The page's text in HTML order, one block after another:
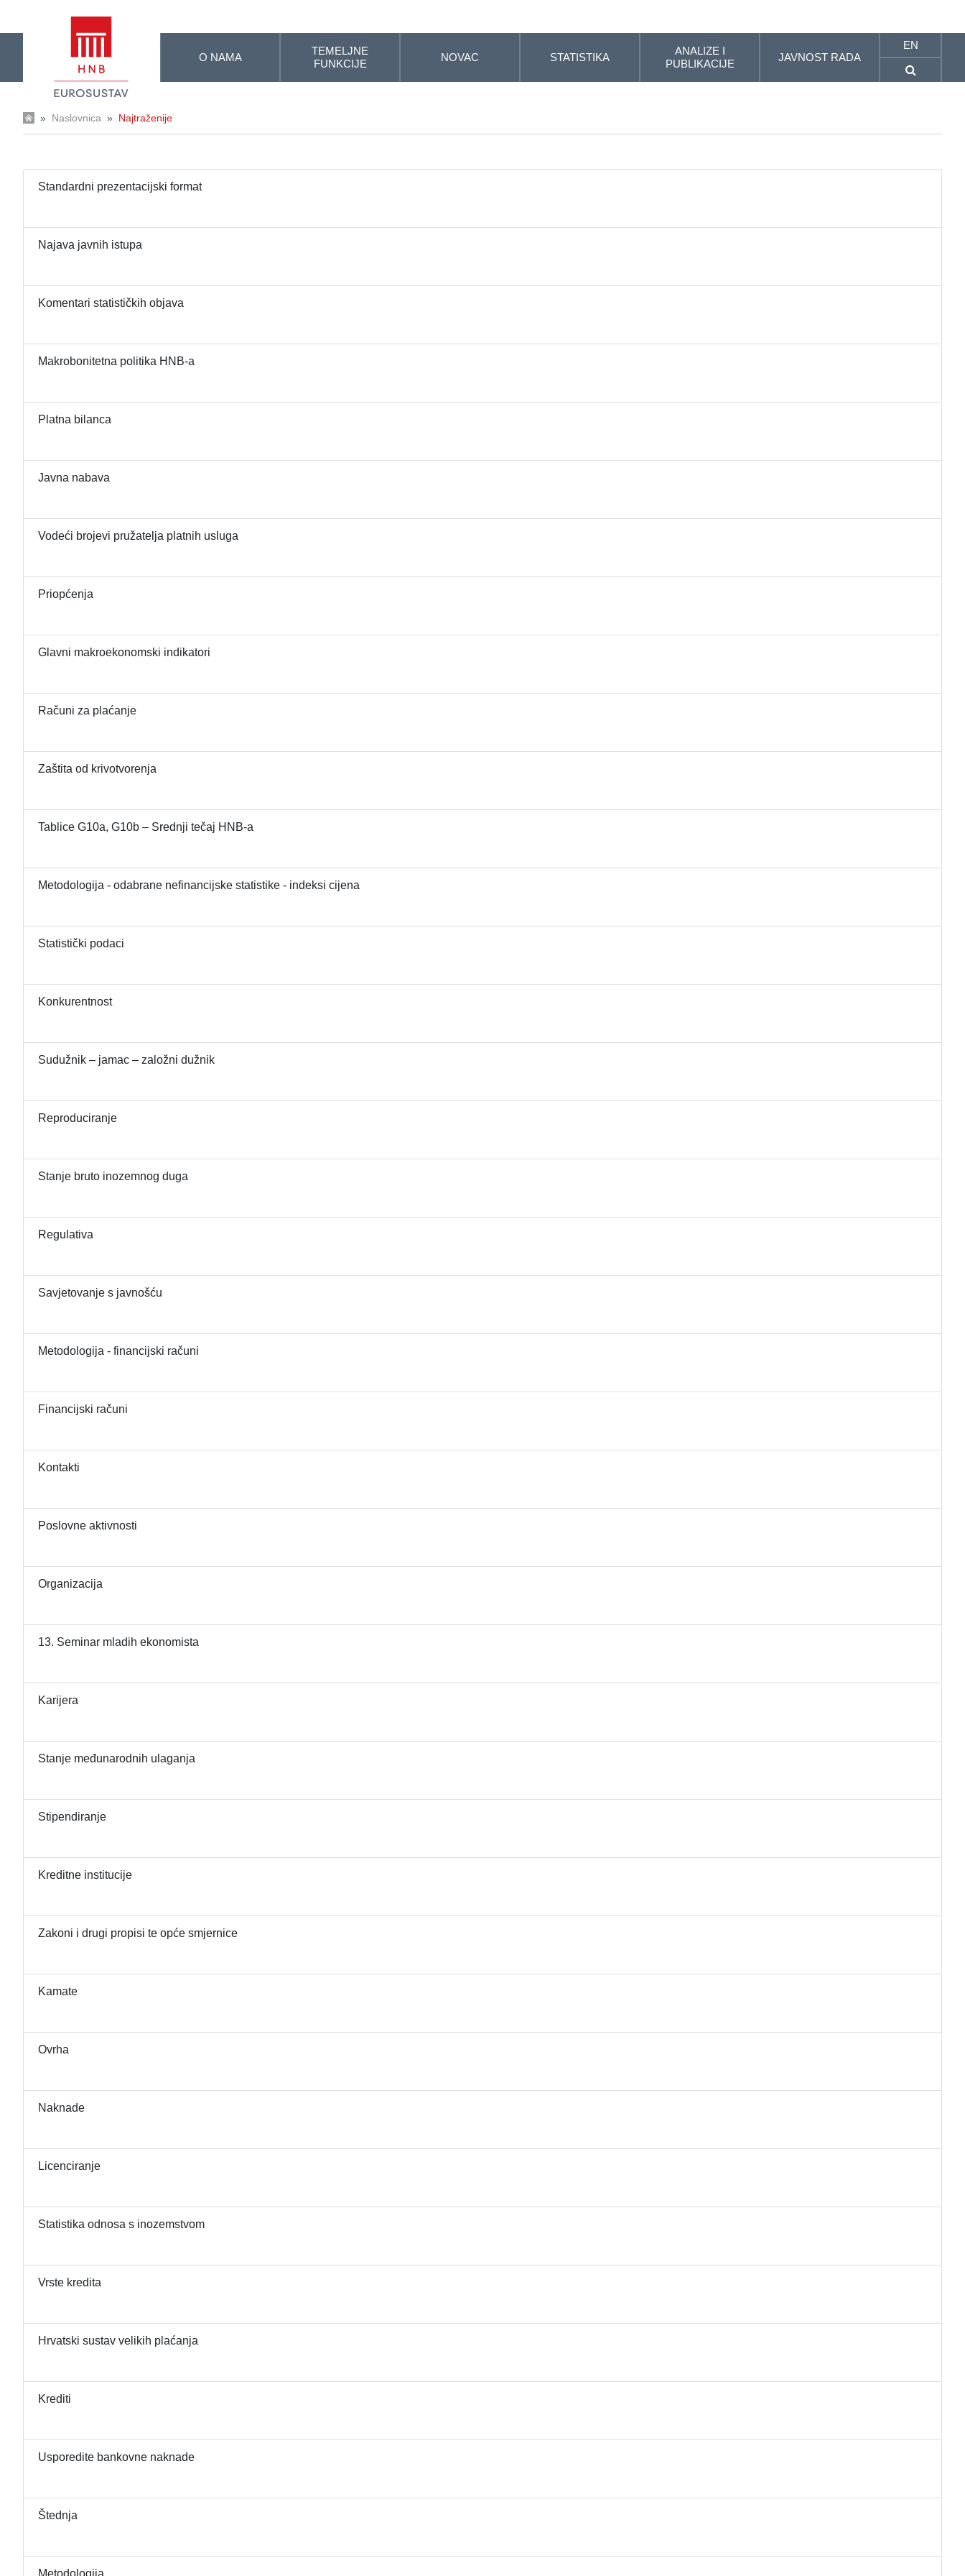
O NAMA
TEMELJNE
FUNKCIJE
NOVAC STATISTIKA
ANALIZE I
PUBLIKACIJE
JAVNOST RADA
EN
» Naslovnica » Najtraženije
Standardni prezentacijski format
Najava javnih istupa
Komentari statističkih objava
Makrobonitetna politika HNB-a
Platna bilanca
Javna nabava
Vodeći brojevi pružatelja platnih usluga
Priopćenja
Glavni makroekonomski indikatori
Računi za plaćanje
Zaštita od krivotvorenja
Tablice G10a, G10b – Srednji tečaj HNB-a
Metodologija - odabrane nefinancijske statistike - indeksi cijena
Statistički podaci
Konkurentnost
Sudužnik – jamac – založni dužnik
Reproduciranje
Stanje bruto inozemnog duga
Regulativa
Savjetovanje s javnošću
Metodologija - financijski računi
Financijski računi
Kontakti
Poslovne aktivnosti
Organizacija
13. Seminar mladih ekonomista
Karijera
Stanje međunarodnih ulaganja
Stipendiranje
Kreditne institucije
Zakoni i drugi propisi te opće smjernice
Kamate
Ovrha
Naknade
Licenciranje
Statistika odnosa s inozemstvom
Vrste kredita
Hrvatski sustav velikih plaćanja
Krediti
Usporedite bankovne naknade
Štednja
Metodologija